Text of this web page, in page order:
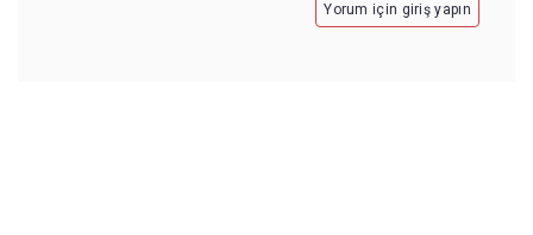
Yorum için giriş yapın